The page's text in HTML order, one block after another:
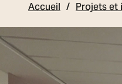
Accueil Projets et